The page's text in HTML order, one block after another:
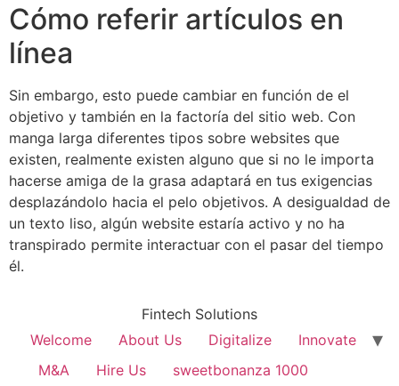
Cómo referir artículos en
línea
Sin embargo, esto puede cambiar en función de el
objetivo y también en la factoría del sitio web. Con
manga larga diferentes tipos sobre websites que
existen, realmente existen alguno que si no le importa
hacerse amiga de la grasa adaptará en tus exigencias
desplazándolo hacia el pelo objetivos. A desigualdad de
un texto liso, algún website estaría activo y no ha
transpirado permite interactuar con el pasar del tiempo
él.
Fintech Solutions
Welcome
About Us Digitalize
Innovate
M&A
Hire Us
sweetbonanza 1000